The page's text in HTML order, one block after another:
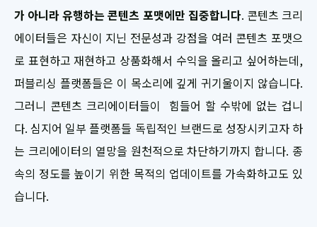
가 아니라 유행하는 콘텐츠 포맷에만 집중합니다. 콘텐츠 크리
에이터들은 자신이 지닌 전문성과 강점을 여러 콘텐츠 포맷으
로 표현하고 재현하고 상품화해서 수익을 올리고 싶어하는데,
퍼블리싱 플랫폼들은 이 목소리에 깊게 귀기울이지 않습니다.
그러니 콘텐츠 크리에이터들이 힘들어 할 수밖에 없는 겁니
다. 심지어 일부 플랫폼들 독립적인 브랜드로 성장시키고자 하
는 크리에이터의 열망을 원천적으로 차단하기까지 합니다. 종
속의 정도를 높이기 위한 목적의 업데이트를 가속화하고도 있
습니다.